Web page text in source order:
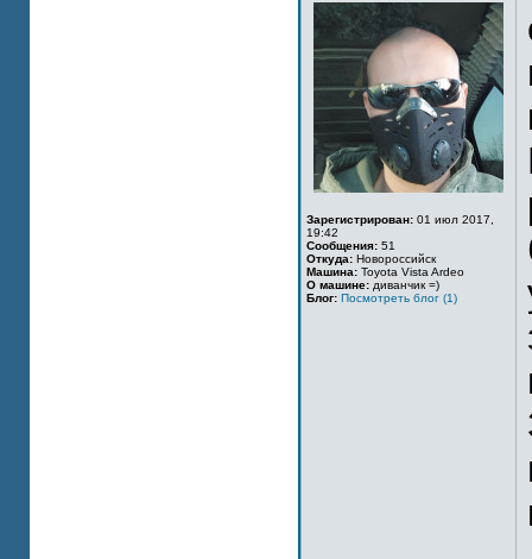
Зарегистрирован: 01 июл 2017,
19:42
Сообщения: 51
Откуда: Новороссийск
Машина: Toyota Vista Ardeo
О машине: диванчик =)
Блог: Посмотреть блог (1)